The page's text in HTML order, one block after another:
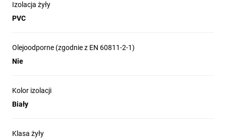
Izolacja żyły
PVC
Olejoodporne (zgodnie z EN 60811-2-1)
Nie
Kolor izolacji
Biały
Klasa żyły